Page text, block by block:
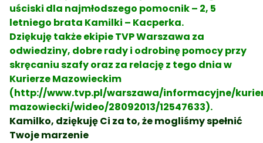
uściski dla najmłodszego pomocnik – 2, 5
letniego brata Kamilki – Kacperka.
Dziękuję także ekipie TVP Warszawa za
odwiedziny, dobre rady i odrobinę pomocy przy
skręcaniu szafy oraz za relację z tego dnia w
Kurierze Mazowieckim
(http://www.tvp.pl/warszawa/informacyjne/
mazowiecki/wideo/28092013/12547633).
Kamilko, dziękuję Ci za to, że mogliśmy spełnić
Twoje marzenie